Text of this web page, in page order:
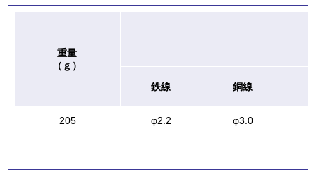
重量
（ｇ）
鉄線
銅線
205 φ2.2 φ3.0